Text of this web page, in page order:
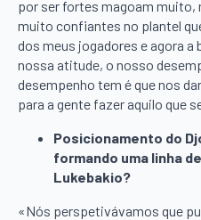
por ser fortes magoam muito,
muito confiantes no plantel
dos meus jogadores e agora a
nossa atitude, o nosso
desempenho tem é que nos
para a gente fazer aquilo que
Posicionamento do
formando uma linha
Lukebakio?
«Nós perspetivávamos que